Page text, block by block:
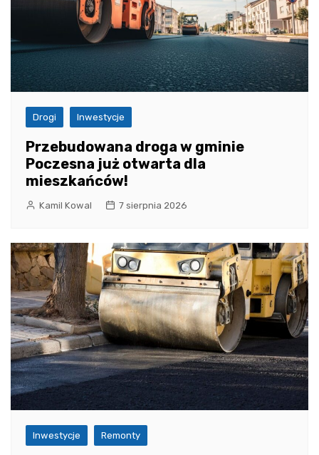
Drogi Inwestycje
Przebudowana droga w gminie
Poczesna już otwarta dla
mieszkańców!
Kamil Kowal 7 sierpnia 2026
Inwestycje Remonty